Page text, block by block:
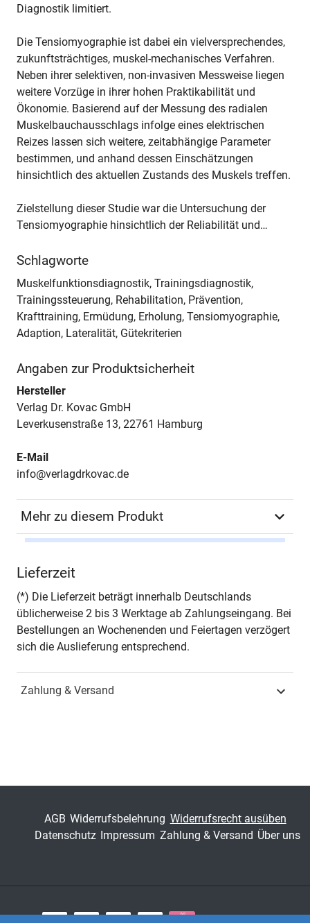
Diagnostik limitiert.
Die Tensiomyographie ist dabei ein vielversprechendes,
zukunftsträchtiges, muskel-mechanisches Verfahren.
Neben ihrer selektiven, non-invasiven Messweise liegen
weitere Vorzüge in ihrer hohen Praktikabilität und
Ökonomie. Basierend auf der Messung des radialen
Muskelbauchausschlags infolge eines elektrischen
Reizes lassen sich weitere, zeitabhängige Parameter
bestimmen, und anhand dessen Einschätzungen
hinsichtlich des aktuellen Zustands des Muskels treffen.
Zielstellung dieser Studie war die Untersuchung der
Tensiomyographie hinsichtlich der Reliabilität und…
Schlagworte
Muskelfunktionsdiagnostik, Trainingsdiagnostik,
Trainingssteuerung, Rehabilitation, Prävention,
Krafttraining, Ermüdung, Erholung, Tensiomyographie,
Adaption, Lateralität, Gütekriterien
Angaben zur Produktsicherheit
Hersteller
Verlag Dr. Kovac GmbH
Leverkusenstraße 13, 22761 Hamburg
E-Mail
info@verlagdrkovac.de
Mehr zu diesem Produkt
Seiten 522
Jahr Hamburg 2020
Schriftenreihe
Fachbereich
Naturwissenschaft,
Technik & Medizin
Lieferzeit
(*) Die Lieferzeit beträgt innerhalb Deutschlands
üblicherweise 2 bis 3 Werktage ab Zahlungseingang. Bei
Bestellungen an Wochenenden und Feiertagen verzögert
sich die Auslieferung entsprechend.
Zahlung & Versand
AGB Widerrufsbelehrung Widerrufsrecht ausüben
Datenschutz Impressum Zahlung & Versand Über uns
Zahlungsarten